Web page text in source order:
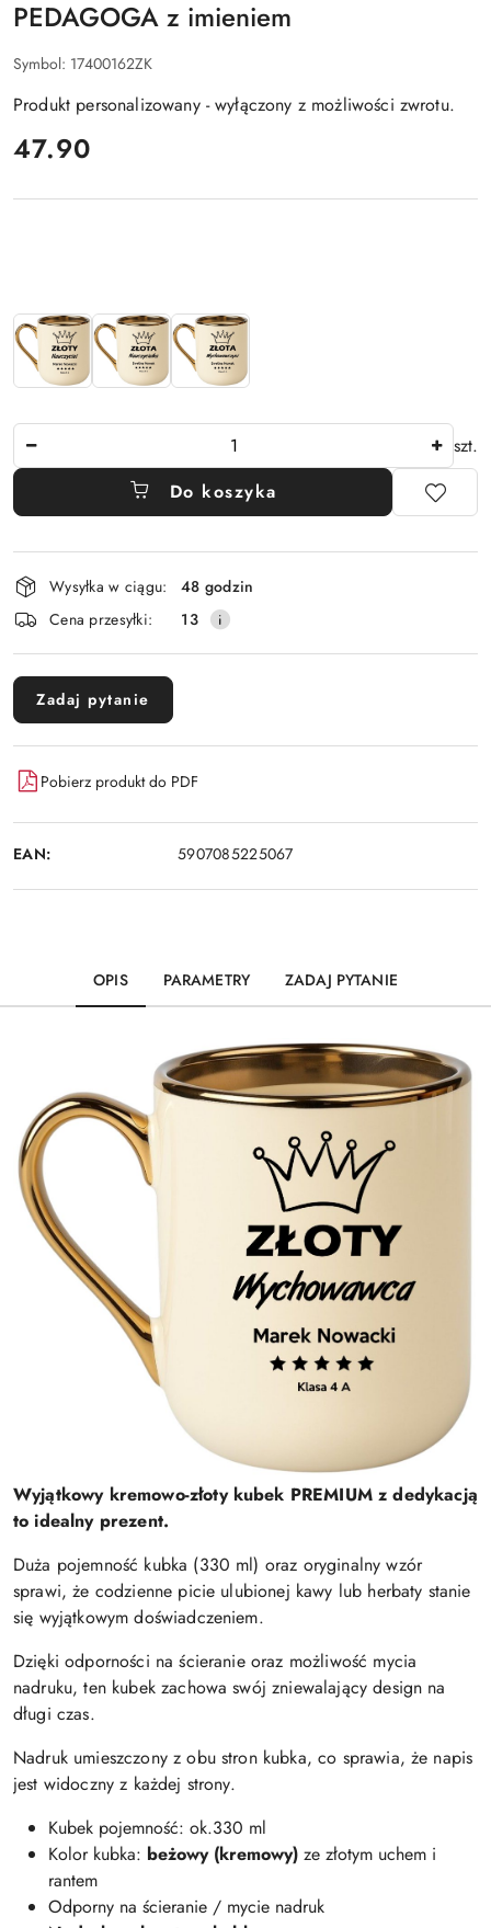
PEDAGOGA z imieniem
Symbol: 17400162ZK
Produkt personalizowany - wyłączony z możliwości zwrotu.
cena:
47.90
szt.
Do koszyka
Dostępność
i
dostawa
Wysyłka w ciągu:
48 godzin
Cena przesyłki:
13
Zadaj pytanie
Pobierz produkt do PDF
EAN: 5907085225067
OPIS PARAMETRY ZADAJ PYTANIE
Wyjątkowy kremowo-złoty kubek PREMIUM z dedykacją
to idealny prezent.
Duża pojemność kubka (330 ml) oraz oryginalny wzór
sprawi, że codzienne picie ulubionej kawy lub herbaty stanie
się wyjątkowym doświadczeniem.
Dzięki odporności na ścieranie oraz możliwość mycia
nadruku, ten kubek zachowa swój zniewalający design na
długi czas.
Nadruk umieszczony z obu stron kubka, co sprawia, że napis
jest widoczny z każdej strony.
Kubek pojemność: ok.330 ml
Kolor kubka: beżowy (kremowy) ze złotym uchem i
rantem
Odporny na ścieranie / mycie nadruk